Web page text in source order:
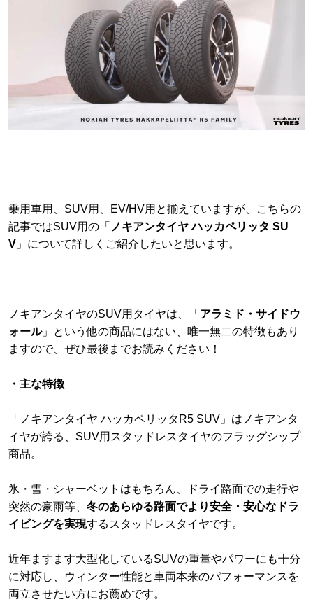
乗用車用、SUV用、EV/HV用と揃えていますが、こちらの
記事ではSUV用の「 ノキアンタイヤ ハッカペリッタ SU
V 」について詳しくご紹介したいと思います。
ノキアンタイヤのSUV用タイヤは、「 アラミド・サイドウ
ォール」という他の商品にはない、唯一無二の特徴もあり
ますので、ぜひ最後までお読みください！
・主な特徴
「ノキアンタイヤ ハッカペリッタR5 SUV」はノキアンタ
イヤが誇る、SUV用スタッドレスタイヤのフラッグシップ
商品。
氷・雪・シャーベットはもちろん、ドライ路面での走行や
突然の豪雨等、 冬のあらゆる路面でより安全・安心なドラ
イビングを実現するスタッドレスタイヤです。
近年ますます大型化しているSUVの重量やパワーにも十分
に対応し、ウィンター性能と車両本来のパフォーマンスを
両立させたい方にお薦めです。